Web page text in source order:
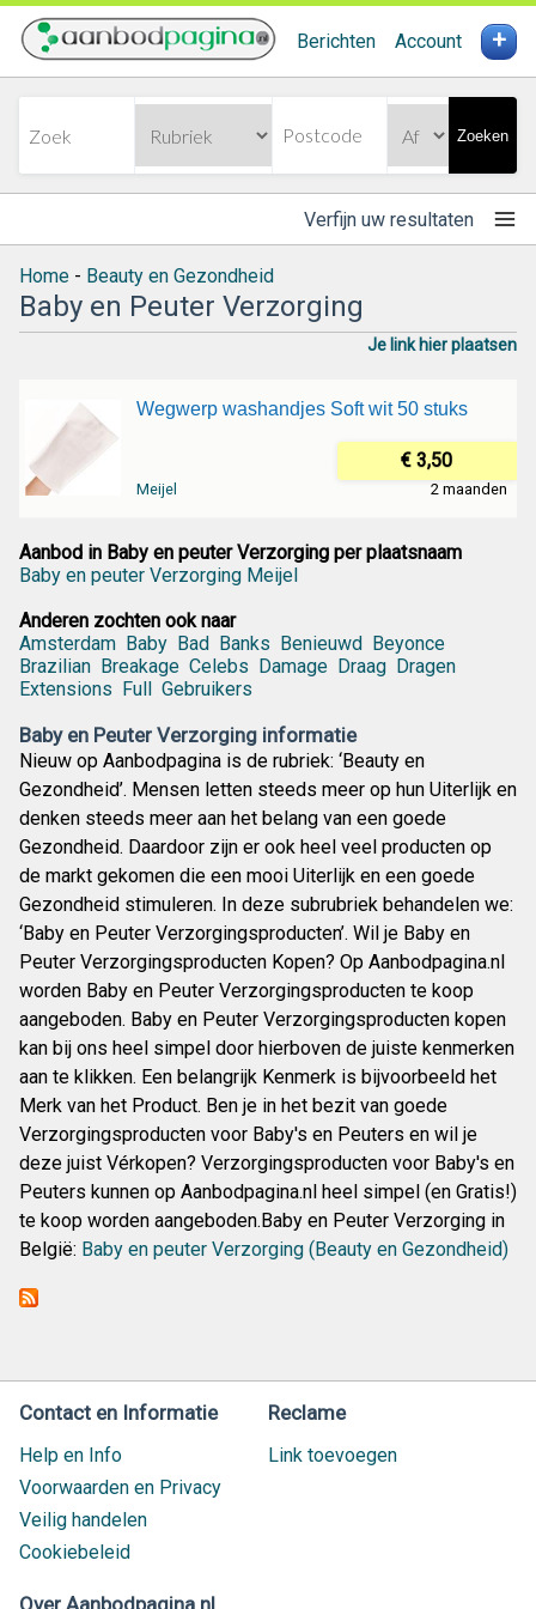
Berichten Account +
Zoeken
Verfijn uw resultaten
Home - Beauty en Gezondheid
Baby en Peuter Verzorging
Je link hier plaatsen
Wegwerp washandjes Soft wit 50 stuks
€ 3,50
Meijel 2 maanden
Aanbod in Baby en peuter Verzorging per plaatsnaam
Baby en peuter Verzorging Meijel
Anderen zochten ook naar
Amsterdam Baby Bad Banks Benieuwd Beyonce
Brazilian Breakage Celebs Damage Draag Dragen
Extensions Full Gebruikers
Baby en Peuter Verzorging informatie
Nieuw op Aanbodpagina is de rubriek: ‘Beauty en
Gezondheid’. Mensen letten steeds meer op hun Uiterlijk en
denken steeds meer aan het belang van een goede
Gezondheid. Daardoor zijn er ook heel veel producten op
de markt gekomen die een mooi Uiterlijk en een goede
Gezondheid stimuleren. In deze subrubriek behandelen we:
‘Baby en Peuter Verzorgingsproducten’. Wil je Baby en
Peuter Verzorgingsproducten Kopen? Op Aanbodpagina.nl
worden Baby en Peuter Verzorgingsproducten te koop
aangeboden. Baby en Peuter Verzorgingsproducten kopen
kan bij ons heel simpel door hierboven de juiste kenmerken
aan te klikken. Een belangrijk Kenmerk is bijvoorbeeld het
Merk van het Product. Ben je in het bezit van goede
Verzorgingsproducten voor Baby's en Peuters en wil je
deze juist Vérkopen? Verzorgingsproducten voor Baby's en
Peuters kunnen op Aanbodpagina.nl heel simpel (en Gratis!)
te koop worden aangeboden.Baby en Peuter Verzorging in
België: Baby en peuter Verzorging (Beauty en Gezondheid)
Contact en Informatie
Help en Info
Voorwaarden en Privacy
Veilig handelen
Cookiebeleid
Reclame
Link toevoegen
Over Aanbodpagina.nl